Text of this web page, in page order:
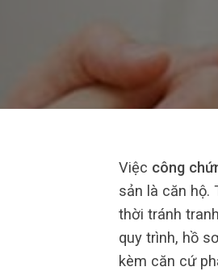
Việc công
sản là căn hộ.
thời tránh
quy trình, hồ
kèm căn cứ